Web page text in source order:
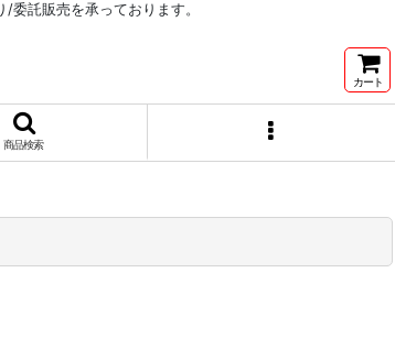
託販売を承っております。
カート
商品検索